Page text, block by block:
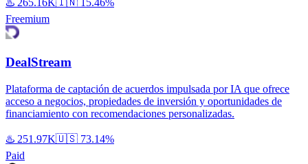
♨️ 265.16K🇮🇳 15.46%
Freemium
DealStream
Plataforma de captación de acuerdos impulsada por IA que ofrece
acceso a negocios, propiedades de inversión y oportunidades de
financiamiento con recomendaciones personalizadas.
♨️ 251.97K🇺🇸 73.14%
Paid